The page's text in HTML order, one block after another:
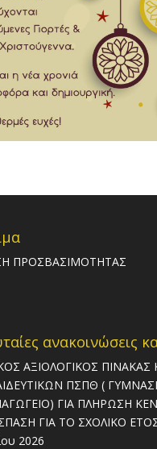
ΠΡΟΣΒΑΣΙΜΟΤΗΤΑΣ
ανακοινώσεις
ΑΞΙΟΛΟΓΙΚΟΣ
ΠΣΠΘ (
ΓΙΑ ΠΛΗΡΩΣΗ
ΓΙΑ ΤΟ ΣΧΟΛΙΚΟ
2026